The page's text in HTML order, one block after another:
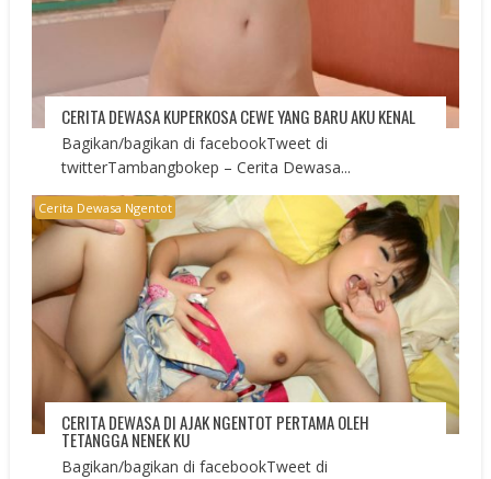
CERITA DEWASA KUPERKOSA CEWE YANG BARU AKU KENAL
Bagikan/bagikan di facebookTweet di
twitterTambangbokep – Cerita Dewasa...
Cerita Dewasa Ngentot
CERITA DEWASA DI AJAK NGENTOT PERTAMA OLEH
TETANGGA NENEK KU
Bagikan/bagikan di facebookTweet di